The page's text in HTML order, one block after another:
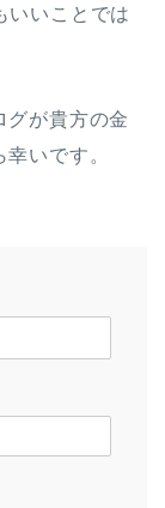
いいことでは
グが貴方の金
いです。